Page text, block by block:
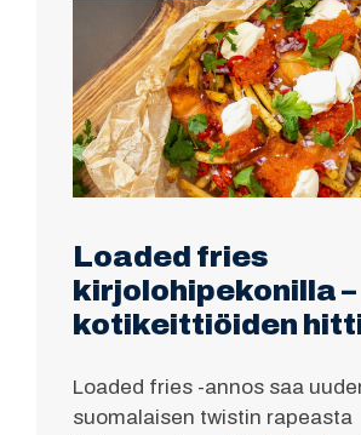
Loaded fries
kirjolohipekonilla –
kotikeittiöiden
Loaded fries -annos saa
suomalaisen twistin rapeasta